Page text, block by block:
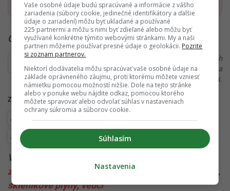
Čítaj viac z kategórie:Inovácie a Eko
Ďakujeme, že čítaš Startitup. V prípade, že máš postreh
alebo si našiel v článku chybu, napíš nám na
redakcia@startitup.sk.
Zdroje:BBC,Science Advances,New Scientist
Životné prostredie
Viac k téme:
zmena
globálne otepľovanie,inovácie
,
skleníkové plyny,vedci
Vaše osobné údaje budú spracúvané a informácie z vášho
zariadenia (súbory cookie, jedinečné identifikátory a ďalšie
údaje o zariadení) môžu byť ukladané a používané
225 partnermi a môžu s nimi byť zdieľané alebo môžu byť
využívané konkrétne týmito webovými stránkami. My a naši
partneri môžeme používať presné údaje o geolokácii. Pozrite
si zoznam partnerov.
Niektorí dodávatelia môžu spracúvať vaše osobné údaje na
základe oprávneného záujmu, proti ktorému môžete vzniesť
námietku pomocou možností nižšie. Dole na tejto stránke
alebo v ponuke webu nájdite odkaz, pomocou ktorého
môžete spravovať alebo odvolať súhlas v nastaveniach
ochrany súkromia a súborov cookie.
Súhlasím
Nastavenia